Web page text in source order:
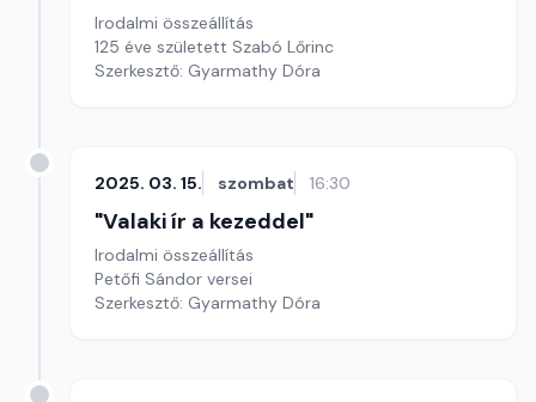
Irodalmi összeállítás
125 éve született Szabó Lőrinc
Szerkesztő: Gyarmathy Dóra
2025. 03. 15. szombat 16:30
"Valaki ír a kezeddel"
Irodalmi összeállítás
Petőfi Sándor versei
Szerkesztő: Gyarmathy Dóra